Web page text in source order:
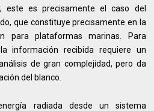
este es precisamente el caso del
que constituye precisamente en la
para plataformas marinas. Para
información recibida requiere un
de gran complejidad, pero da
del blanco.
radiada desde un sistema